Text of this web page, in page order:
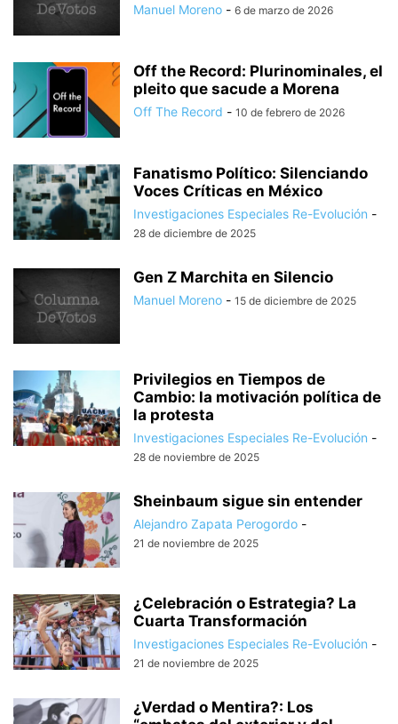
Manuel Moreno - 6 de marzo de 2026
Off the Record: Plurinominales, el
pleito que sacude a Morena
Off The Record - 10 de febrero de 2026
Fanatismo Político: Silenciando
Voces Críticas en México
Investigaciones Especiales Re-Evolución -
28 de diciembre de 2025
Gen Z Marchita en Silencio
Manuel Moreno - 15 de diciembre de 2025
Privilegios en Tiempos de
Cambio: la motivación política de
la protesta
Investigaciones Especiales Re-Evolución -
28 de noviembre de 2025
Sheinbaum sigue sin entender
Alejandro Zapata Perogordo -
21 de noviembre de 2025
¿Celebración o Estrategia? La
Cuarta Transformación
Investigaciones Especiales Re-Evolución -
21 de noviembre de 2025
¿Verdad o Mentira?: Los